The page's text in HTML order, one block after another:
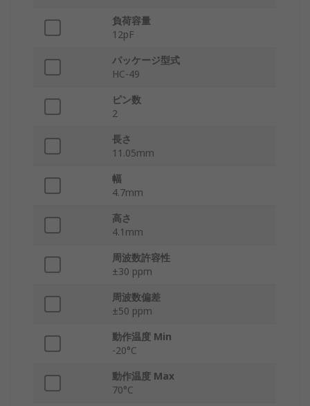
負荷容量
12pF
パッケージ型式
HC-49
ピン数
2
長さ
11.05mm
幅
4.7mm
高さ
4.1mm
周波数許容性
±30 ppm
周波数偏差
±50 ppm
動作温度 Min
-20°C
動作温度 Max
70°C